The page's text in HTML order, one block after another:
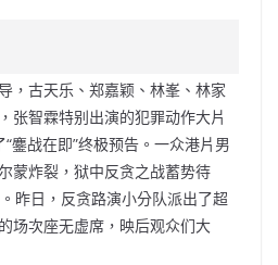
h
at
er l y
Li
n
k
，古天乐、郑嘉颖、林峯、林家
张智霖特别出演的犯罪动作大片
“鏖战在即”终极预告。一众港片男
蒙炸裂，狱中反贪之战蓄势待
昨日，反贪路演小分队派出了超
场次座无虚席，映后观众们大